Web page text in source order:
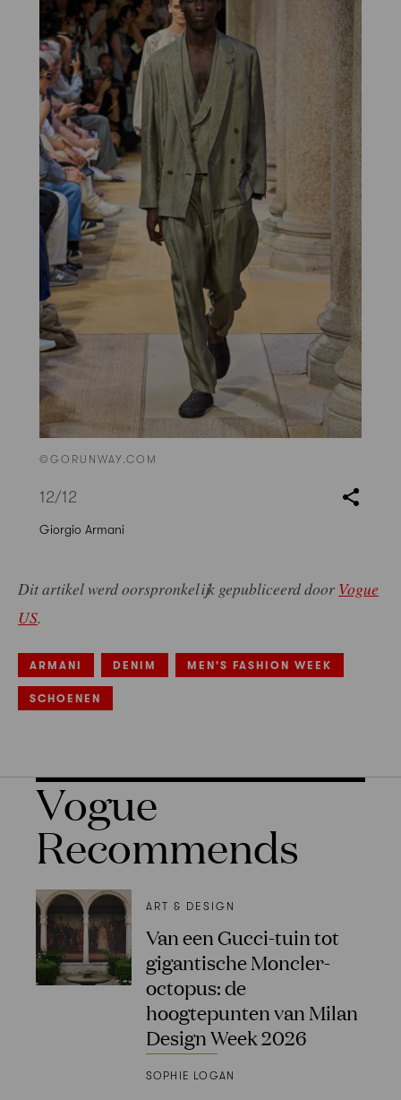
©GORUNWAY.COM
12/12
Giorgio Armani
Dit artikel werd oorspronkelijk gepubliceerd door Vogue
US.
ARMANI DENIM MEN'S FASHION WEEK
SCHOENEN
Vogue
Recommends
ART & DESIGN
Van een Gucci-tuin tot
gigantische Moncler-
octopus: de
hoogtepunten van Milan
Design Week 2026
SOPHIE LOGAN